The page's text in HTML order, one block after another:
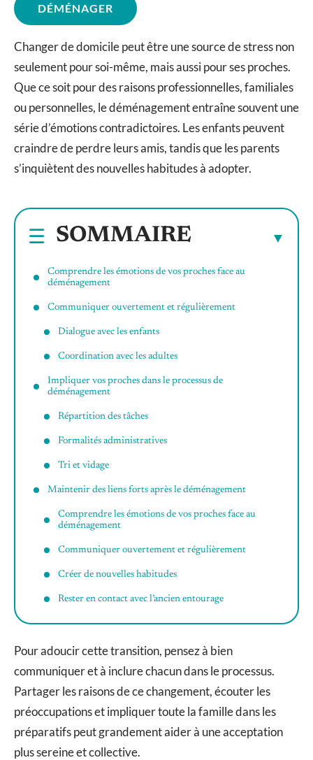
DÉMÉNAGER
Changer de domicile peut être une source de stress non
seulement pour soi-même, mais aussi pour ses proches.
Que ce soit pour des raisons professionnelles, familiales
ou personnelles, le déménagement entraîne souvent une
série d’émotions contradictoires. Les enfants peuvent
craindre de perdre leurs amis, tandis que les parents
s’inquiètent des nouvelles habitudes à adopter.
SOMMAIRE
Comprendre les émotions de vos proches face au
déménagement
Communiquer ouvertement et régulièrement
Dialogue avec les enfants
Coordination avec les adultes
Impliquer vos proches dans le processus de
déménagement
Répartition des tâches
Formalités administratives
Tri et vidage
Maintenir des liens forts après le déménagement
Comprendre les émotions de vos proches face au
déménagement
Communiquer ouvertement et régulièrement
Créer de nouvelles habitudes
Rester en contact avec l’ancien entourage
Pour adoucir cette transition, pensez à bien
communiquer et à inclure chacun dans le processus.
Partager les raisons de ce changement, écouter les
préoccupations et impliquer toute la famille dans les
préparatifs peut grandement aider à une acceptation
plus sereine et collective.